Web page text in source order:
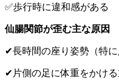
✅歩行時に違和感がある
仙腸関節が歪む主な原因
✔長時間の座り姿勢（特に
✔片側の足に体重をかけ